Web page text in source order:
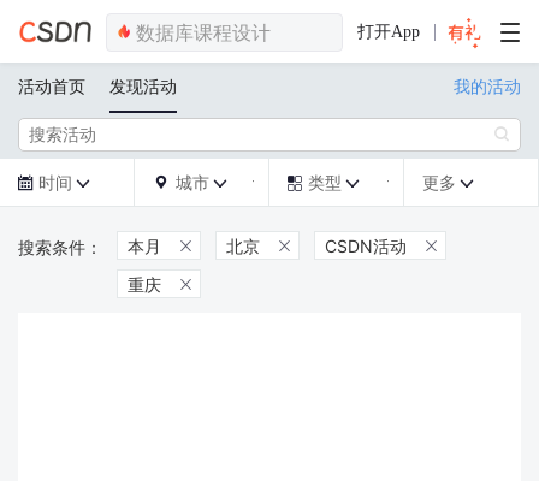
打开App
活动首页 发现活动 我的活动

 时间   城市   类型  更多 
本月  北京  CSDN活动 
重庆 